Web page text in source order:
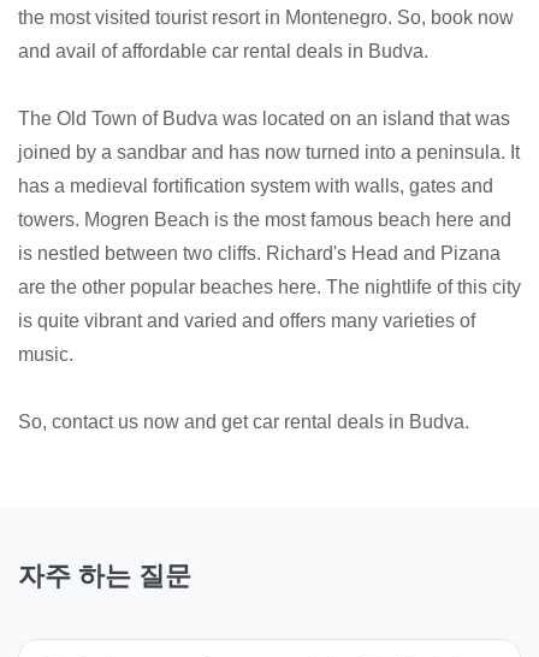
the most visited tourist resort in Montenegro. So, book now
and avail of affordable car rental deals in Budva.
The Old Town of Budva was located on an island that was
joined by a sandbar and has now turned into a peninsula. It
has a medieval fortification system with walls, gates and
towers. Mogren Beach is the most famous beach here and
is nestled between two cliffs. Richard's Head and Pizana
are the other popular beaches here. The nightlife of this city
is quite vibrant and varied and offers many varieties of
music.
So, contact us now and get car rental deals in Budva.
자주 하는 질문